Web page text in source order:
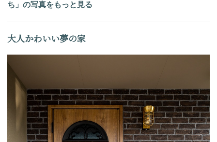
ち」の写真をもっと見る
大人かわいい夢の家